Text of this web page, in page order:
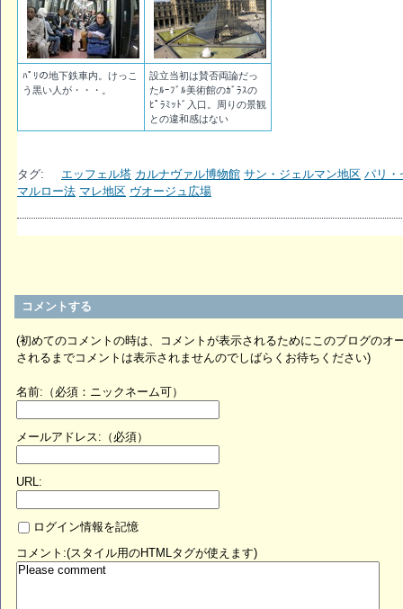
ﾊﾟﾘの地下鉄車内。けっこ
う黒い人が・・・。
設立当初は賛否両論だっ
たﾙｰﾌﾞﾙ美術館のｶﾞﾗｽの
ﾋﾟﾗﾐｯﾄﾞ入口。周りの景観
との違和感はない
タグ: エッフェル塔 カルナヴァル博物館 サン・ジェルマン地区 パリ・
マルロー法 マレ地区 ヴオージュ広場
コメントする
(初めてのコメントの時は、コメントが表示されるためにこのブログのオ
されるまでコメントは表示されませんのでしばらくお待ちください)
名前:（必須：ニックネーム可）
メールアドレス:（必須）
URL:
ログイン情報を記憶
コメント:(スタイル用のHTMLタグが使えます)